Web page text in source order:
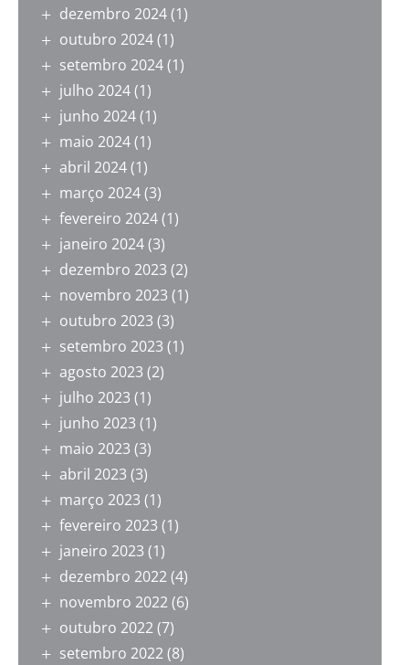
dezembro 2024(1)
outubro 2024(1)
setembro 2024(1)
julho 2024(1)
junho 2024(1)
maio 2024(1)
abril 2024(1)
março 2024(3)
fevereiro 2024(1)
janeiro 2024(3)
dezembro 2023 (2)
novembro 2023 (1)
outubro 2023 (3)
setembro 2023 (1)
agosto 2023 (2)
julho 2023 (1)
junho 2023 (1)
maio 2023 (3)
abril 2023 (3)
março 2023 (1)
fevereiro 2023 (1)
janeiro 2023 (1)
dezembro 2022(4)
novembro 2022(6)
outubro 2022(7)
setembro 2022(8)